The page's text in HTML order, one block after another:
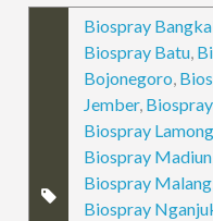
Biospray
Biospray Batu,
Bojonegoro,
Jember,
Biospray
Biospray Madiun
Biospray Malang
Biospray